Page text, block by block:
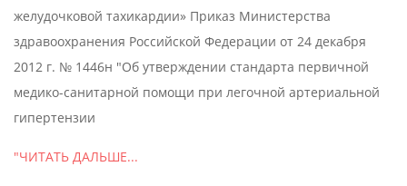
желудочковой тахикардии» Приказ Министерства
здравоохранения Российской Федерации от 24 декабря
2012 г. № 1446н "Об утверждении стандарта первичной
медико-санитарной помощи при легочной артериальной
гипертензии
"ЧИТАТЬ ДАЛЬШЕ...